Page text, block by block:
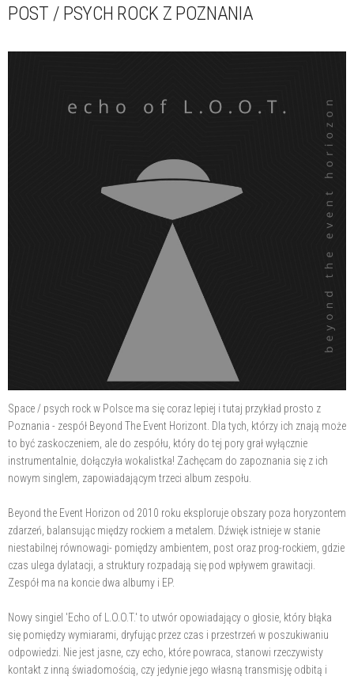
POST / PSYCH ROCK Z POZNANIA
Space / psych rock w Polsce ma się coraz lepiej i tutaj przykład prosto z
Poznania - zespół Beyond The Event Horizont. Dla tych, którzy ich znają może
to być zaskoczeniem, ale do zespółu, który do tej pory grał wyłącznie
instrumentalnie, dołączyła wokalistka! Zachęcam do zapoznania się z ich
nowym singlem, zapowiadającym trzeci album zespołu.
Beyond the Event Horizon od 2010 roku eksploruje obszary poza horyzontem
zdarzeń, balansując między rockiem a metalem. Dźwięk istnieje w stanie
niestabilnej równowagi- pomiędzy ambientem, post oraz prog-rockiem, gdzie
czas ulega dylatacji, a struktury rozpadają się pod wpływem grawitacji.
Zespół ma na koncie dwa albumy i EP.
Nowy singiel 'Echo of L.O.O.T.' to utwór opowiadający o głosie, który błąka
się pomiędzy wymiarami, dryfując przez czas i przestrzeń w poszukiwaniu
odpowiedzi. Nie jest jasne, czy echo, które powraca, stanowi rzeczywisty
kontakt z inną świadomością, czy jedynie jego własną transmisję odbitą i